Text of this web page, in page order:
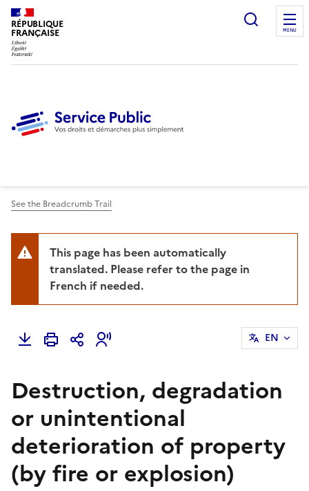
RÉPUBLIQUE
FRANÇAISE
Ouvrir
MENU
See the Breadcrumb Trail
This page has been automatically
translated. Please refer to the page in
French if needed.
EN
Destruction, degradation
or unintentional
deterioration of property
(by fire or explosion)